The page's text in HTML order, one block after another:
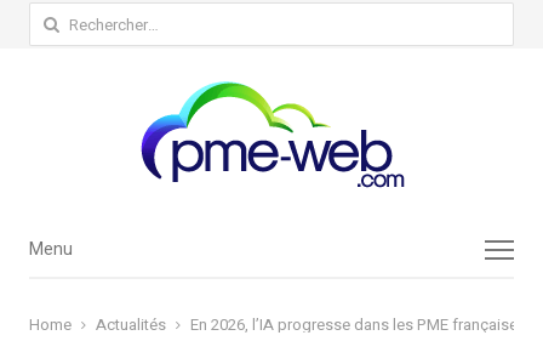
Rechercher :
Menu
Menu
Home Actualités En 2026, l’IA progresse dans les PME